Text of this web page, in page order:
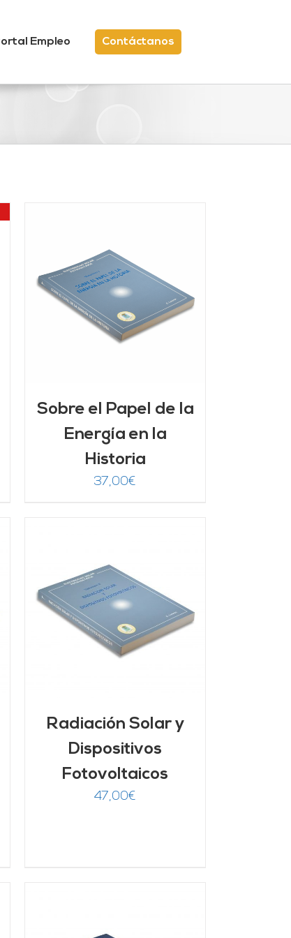
Empleo Contáctanos
Sobre el Papel de la
Energía en la
Historia
37,00€
Radiación Solar y
Dispositivos
Fotovoltaicos
47,00€